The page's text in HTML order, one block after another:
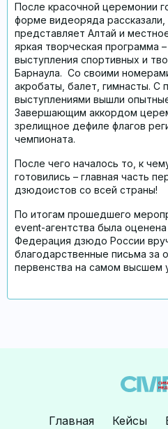
После красочной церемонии
форме видеоряда рассказали,
представляет Алтай и
яркая творческая программа
выступления спортивных и
Барнаула. Со своими
акробаты, балет, гимнасты. С
выступлениями вышли
Завершающим аккордом
зрелищное дефиле флагов
чемпионата.
После чего началось то, к
готовились – главная часть
дзюдоистов со всей страны!
По итогам прошедшего
event-агентства была
Федерация дзюдо России
благодарственные письма за
первенства на самом высшем
Главная Кейсы